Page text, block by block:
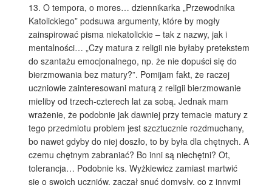
13. O tempora, o mores… dziennikarka „Przewodnika
Katolickiego” podsuwa argumenty, które by mogły
zainspirować pisma niekatolickie – tak z nazwy, jak i
mentalności… „Czy matura z religii nie byłaby pretekstem
do szantażu emocjonalnego, np. że nie dopuści się do
bierzmowania bez matury?”. Pomijam fakt, że raczej
uczniowie zainteresowani maturą z religii bierzmowanie
mieliby od trzech-czterech lat za sobą. Jednak mam
wrażenie, że podobnie jak dawniej przy temacie matury z
tego przedmiotu problem jest szcztucznie rozdmuchany,
bo nawet gdyby do niej doszło, to by była dla chętnych. A
czemu chętnym zabraniać? Bo inni są niechętni? Ot,
tolerancja… Podobnie ks. Wyżkiewicz zamiast martwić
się o swoich uczniów, zaczął snuć domysły, co z innymi